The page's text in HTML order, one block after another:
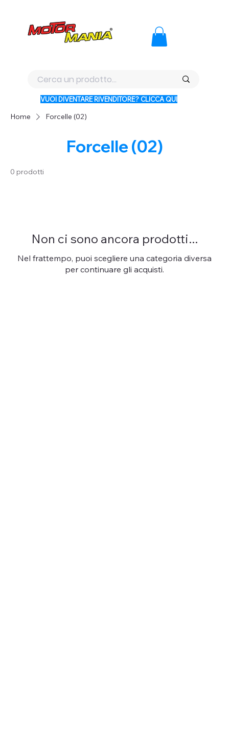
VUOI DIVENTARE RIVENDITORE? CLICCA QUI
Home Forcelle (02)
Forcelle (02)
0 prodotti
Non ci sono ancora prodotti...
Nel frattempo, puoi scegliere una categoria diversa
per continuare gli acquisti.